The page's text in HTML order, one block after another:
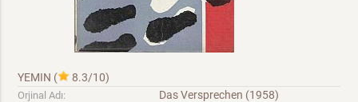
YEMIN ( 8.3/10)
Orjinal Adı: Das Versprechen (1958)